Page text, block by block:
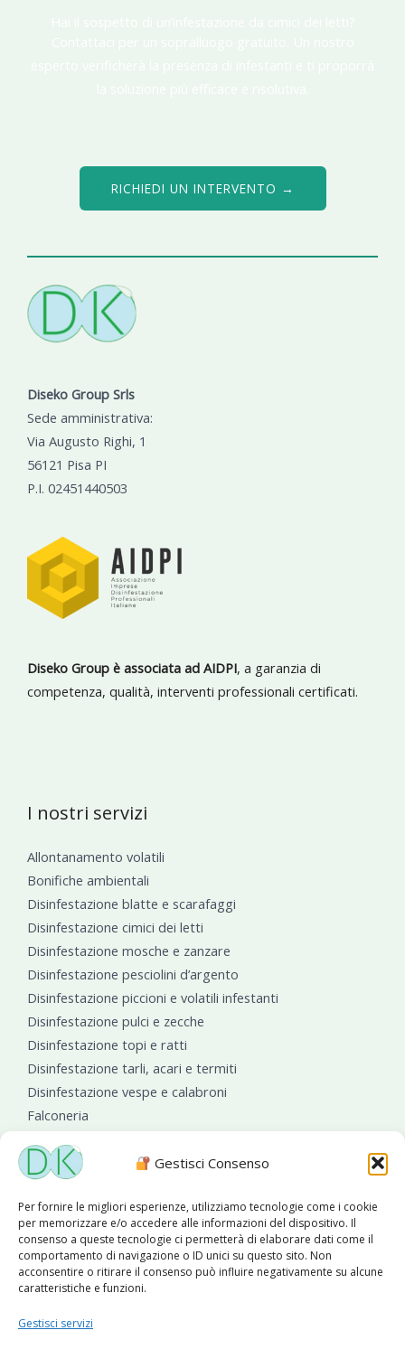
Gestisci Consenso
Per fornire le migliori esperienze, utilizziamo tecnologie come i cookie
per memorizzare e/o accedere alle informazioni del dispositivo. Il
consenso a queste tecnologie ci permetterà di elaborare dati come il
comportamento di navigazione o ID unici su questo sito. Non
acconsentire o ritirare il consenso può influire negativamente su alcune
caratteristiche e funzioni.
Gestisci servizi
RICHIEDI UN INTERVENTO →
Diseko Group Srls
Sede amministrativa:
Via Augusto Righi, 1
56121 Pisa PI
P.I. 02451440503
Diseko Group è associata ad AIDPI, a garanzia di
competenza, qualità, interventi professionali certificati.
I nostri servizi
Allontanamento volatili
Bonifiche ambientali
Disinfestazione blatte e scarafaggi
Disinfestazione cimici dei letti
Disinfestazione mosche e zanzare
Disinfestazione pesciolini d’argento
Disinfestazione piccioni e volatili infestanti
Disinfestazione pulci e zecche
Disinfestazione topi e ratti
Disinfestazione tarli, acari e termiti
Disinfestazione vespe e calabroni
Falconeria